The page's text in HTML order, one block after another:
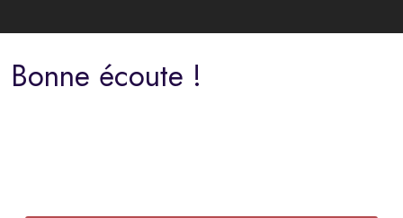
Bonne écoute !